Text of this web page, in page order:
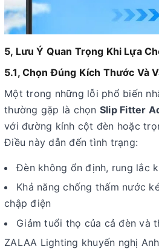
5, Lưu Ý Quan Trọng Khi Lựa
5.1, Chọn Đúng Kích Thước Và
Một trong những lỗi phổ biến
thường gặp là chọn Slip Fitter
với đường kính cột đèn hoặc
Điều này dẫn đến tình trạng:
Đèn không ổn định, rung lắc
Khả năng chống thấm nước
chập điện
Giảm tuổi thọ của cả đèn và
ZALAA Lighting khuyến nghị